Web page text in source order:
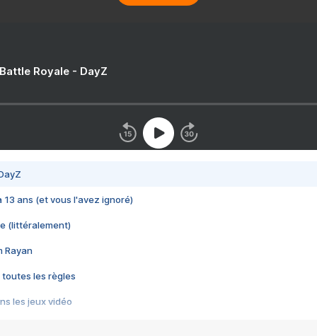
Royale - DayZ
13 ans (et vous l'avez ignoré)
(littéralement)
Rayan
toutes les règles
les jeux vidéo